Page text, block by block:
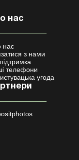
нас
нас
з нами
телефони
угода